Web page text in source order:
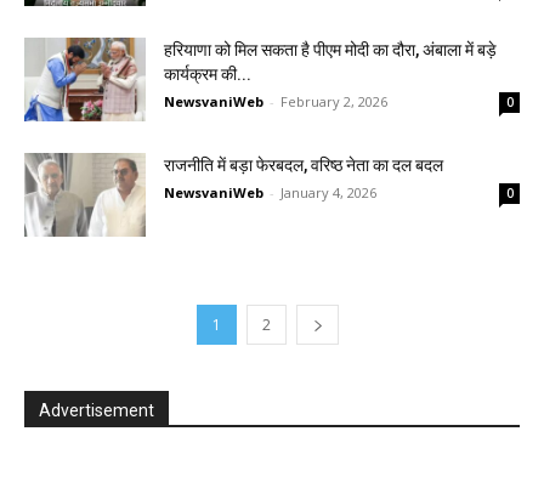
हरियाणा को मिल सकता है पीएम मोदी का दौरा, अंबाला में बड़े
कार्यक्रम की...
NewsvaniWeb - February 2, 2026 0
राजनीति में बड़ा फेरबदल, वरिष्ठ नेता का दल बदल
NewsvaniWeb - January 4, 2026 0
1 2
Advertisement